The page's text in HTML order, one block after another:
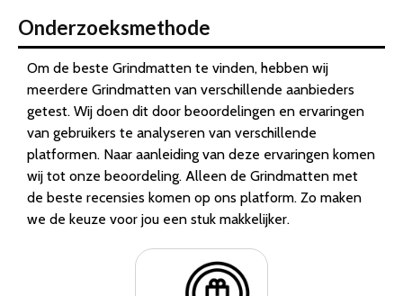
Onderzoeksmethode
Om de beste Grindmatten te vinden, hebben wij
meerdere Grindmatten van verschillende aanbieders
getest. Wij doen dit door beoordelingen en ervaringen
van gebruikers te analyseren van verschillende
platformen. Naar aanleiding van deze ervaringen komen
wij tot onze beoordeling. Alleen de Grindmatten met
de beste recensies komen op ons platform. Zo maken
we de keuze voor jou een stuk makkelijker.